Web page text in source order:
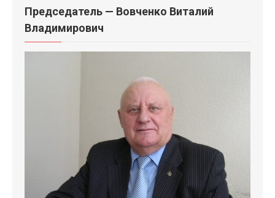
Председатель — Вовченко Виталий
Владимирович